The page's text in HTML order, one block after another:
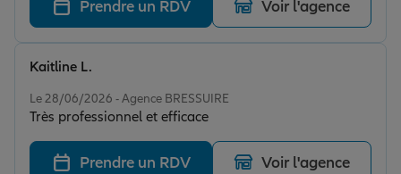
Tous nos devis d'assurance
Prendre un RDV Voir l'agence
Le 28/06/2026 - Agence BRESSUIRE
Très professionnel et efficace
Kaitline L.
Prendre un RDV Voir l'agence